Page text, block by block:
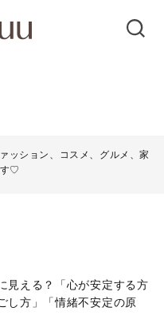
ッション、コスメ、グルメ、家
す♡
見える？「心が安定する方
し方」「情緒不安定の原